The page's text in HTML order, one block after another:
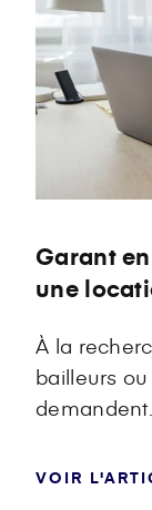
Garant
une
À la
bailleurs
VOIR